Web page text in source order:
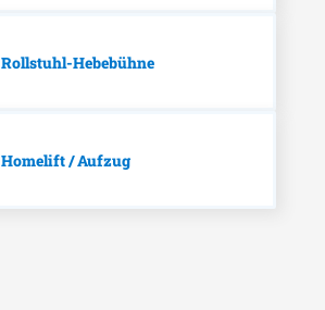
Rollstuhl-Hebebühne
Homelift / Aufzug